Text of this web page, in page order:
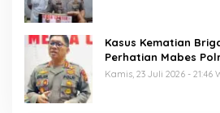
Kasus Kematian
Perhatian Mabes
Periksa 18 Saksi
Kamis, 23 Juli 2026 - 21:46